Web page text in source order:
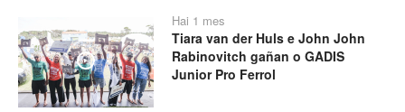
Play
Hai 1 mes
Tiara van der Huls e John John
Rabinovitch gañan o GADIS
Junior Pro Ferrol